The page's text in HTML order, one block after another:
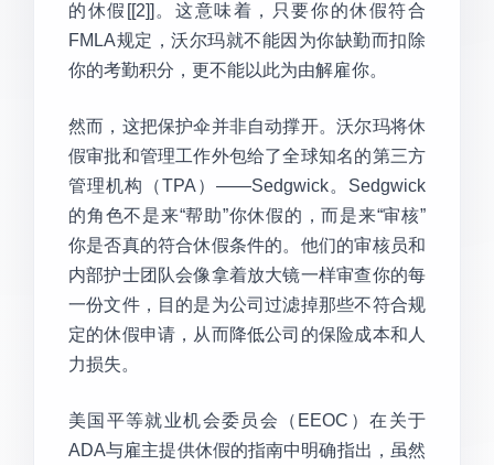
的休假[[2]]。这意味着，只要你的休假符合
FMLA规定，沃尔玛就不能因为你缺勤而扣除
你的考勤积分，更不能以此为由解雇你。
然而，这把保护伞并非自动撑开。沃尔玛将休
假审批和管理工作外包给了全球知名的第三方
管理机构（TPA）——Sedgwick。Sedgwick
的角色不是来“帮助”你休假的，而是来“审核”
你是否真的符合休假条件的。他们的审核员和
内部护士团队会像拿着放大镜一样审查你的每
一份文件，目的是为公司过滤掉那些不符合规
定的休假申请，从而降低公司的保险成本和人
力损失。
美国平等就业机会委员会（EEOC）在关于
ADA与雇主提供休假的指南中明确指出，虽然